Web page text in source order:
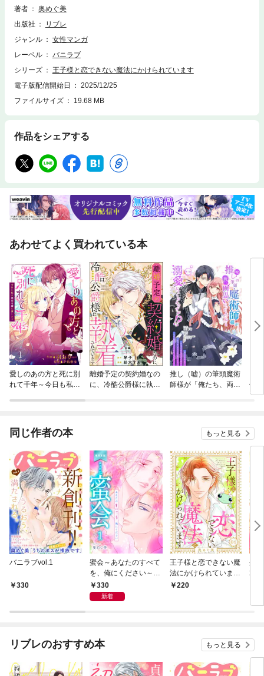
著者
奥めぐ美
出版社
リブレ
ジャンル
女性マンガ
レーベル
バニラブ
シリーズ
王子様と恋できない魔法にかけられています
電子版配信開始日
2025/12/25
ファイルサイズ
19.68 MB
作品をシェアする
あわせてよく買われている本
愛しのあの方と死に別
れて千年～今日も私は
離婚予定の契約婚なの
に、冷酷公爵様に執着
推し（嘘）の筆頭魔術
師様が「俺たち、両思
偽
同じ作者の本 もっと見る
バニラブvol.1
330
蜜会～あなたのすべて
を、俺にください～
【単行本版】 1
330
新着
王子様と恋できない魔
法にかけられています
（1）
220
蜜
2も
リブレのおすすめ本 もっと見る